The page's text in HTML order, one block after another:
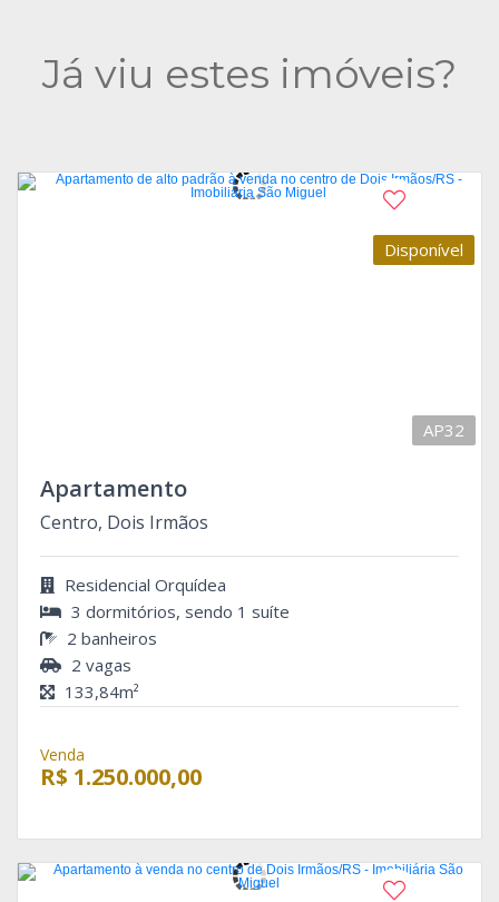
Já viu estes imóveis?
Disponível
AP32
Apartamento
Centro, Dois Irmãos
Residencial Orquídea
3 dormitórios, sendo 1 suíte
2 banheiros
2 vagas
133,84m²
Venda
R$ 1.250.000,00